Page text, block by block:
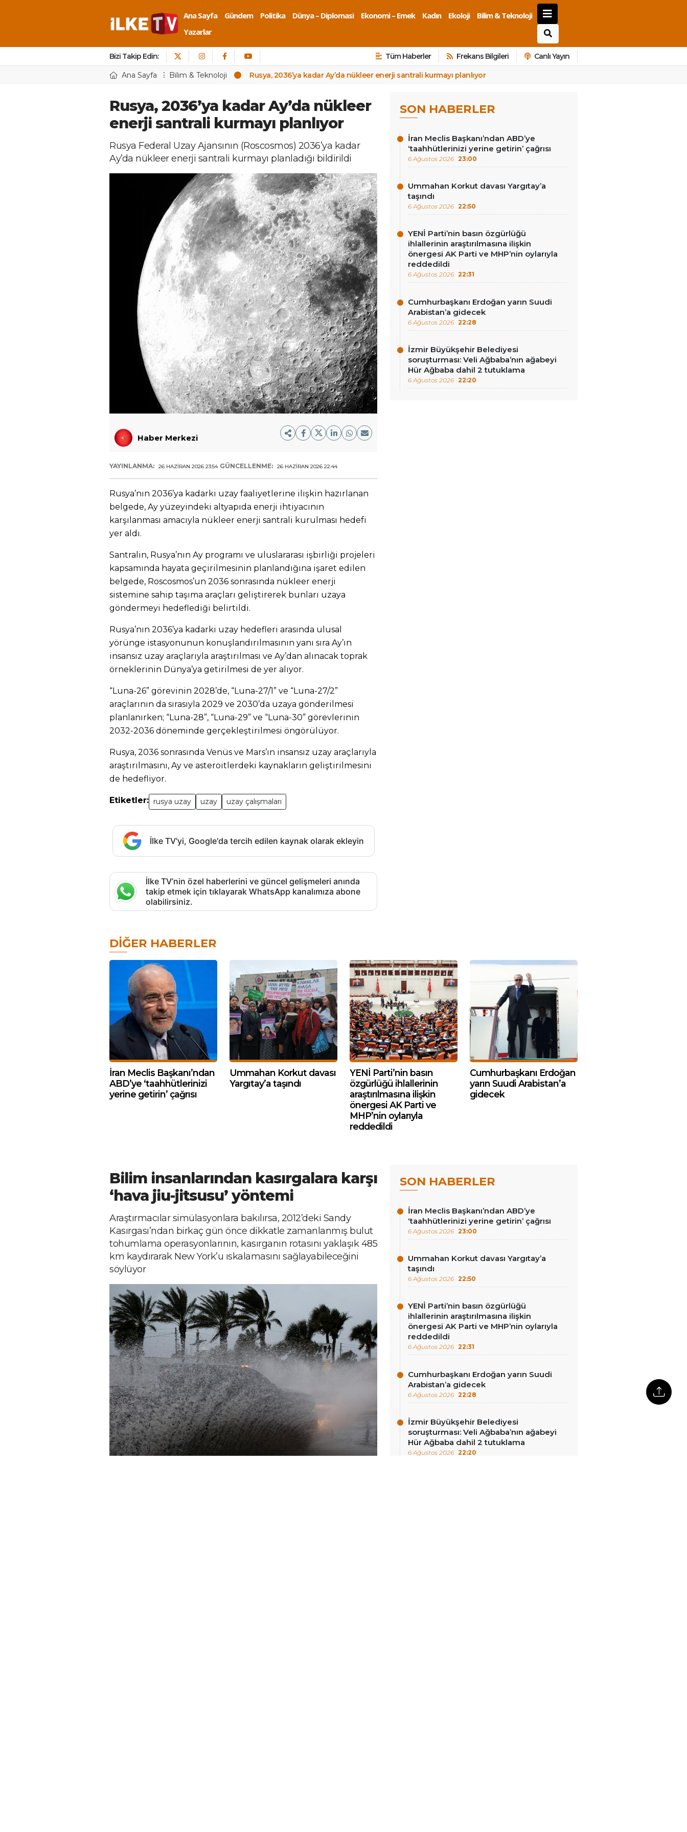
Ana Sayfa Gündem Politika Dünya – Diplomasi Ekonomi – Emek Kadın Ekoloji
Bilim & Teknoloji
Yazarlar
Bizi Takip Edin: Tüm Haberler Frekans Bilgileri Canlı Yayın
Ana Sayfa Bilim & Teknoloji Rusya, 2036’ya kadar Ay’da nükleer enerji santrali kurmayı planlıyor
Rusya, 2036’ya kadar Ay’da nükleer
enerji santrali kurmayı planlıyor
Rusya Federal Uzay Ajansının (Roscosmos) 2036’ya kadar
Ay’da nükleer enerji santrali kurmayı planladığı bildirildi
Haber Merkezi
YAYINLANMA: 26 HAZIRAN 2026 23:54 GÜNCELLENME: 26 HAZIRAN 2026 22:44
Rusya’nın 2036’ya kadarki uzay faaliyetlerine ilişkin hazırlanan
belgede, Ay yüzeyindeki altyapıda enerji ihtiyacının
karşılanması amacıyla nükleer enerji santrali kurulması hedefi
yer aldı.
Santralin, Rusya’nın Ay programı ve uluslararası işbirliği projeleri
kapsamında hayata geçirilmesinin planlandığına işaret edilen
belgede, Roscosmos’un 2036 sonrasında nükleer enerji
sistemine sahip taşıma araçları geliştirerek bunları uzaya
göndermeyi hedeflediği belirtildi.
Rusya’nın 2036’ya kadarki uzay hedefleri arasında ulusal
yörünge istasyonunun konuşlandırılmasının yanı sıra Ay’ın
insansız uzay araçlarıyla araştırılması ve Ay’dan alınacak toprak
örneklerinin Dünya’ya getirilmesi de yer alıyor.
“Luna-26” görevinin 2028’de, “Luna-27/1” ve “Luna-27/2”
araçlarının da sırasıyla 2029 ve 2030’da uzaya gönderilmesi
planlanırken; “Luna-28”, “Luna-29” ve “Luna-30” görevlerinin
2032-2036 döneminde gerçekleştirilmesi öngörülüyor.
Rusya, 2036 sonrasında Venüs ve Mars’ın insansız uzay araçlarıyla
araştırılmasını, Ay ve asteroitlerdeki kaynakların geliştirilmesini
de hedefliyor.
Etiketler: rusya uzay uzay uzay çalışmaları
İlke TV'yi, Google'da tercih edilen kaynak olarak ekleyin
İlke TV’nin özel haberlerini ve güncel gelişmeleri anında
takip etmek için tıklayarak WhatsApp kanalımıza abone
olabilirsiniz.
SON HABERLER
İran Meclis Başkanı’ndan ABD’ye
‘taahhütlerinizi yerine getirin’ çağrısı
6 Ağustos 2026 23:00
Ummahan Korkut davası Yargıtay’a
taşındı
6 Ağustos 2026 22:50
YENİ Parti’nin basın özgürlüğü
ihlallerinin araştırılmasına ilişkin
önergesi AK Parti ve MHP’nin oylarıyla
reddedildi
6 Ağustos 2026 22:31
Cumhurbaşkanı Erdoğan yarın Suudi
Arabistan’a gidecek
6 Ağustos 2026 22:28
İzmir Büyükşehir Belediyesi
soruşturması: Veli Ağbaba’nın ağabeyi
Hür Ağbaba dahil 2 tutuklama
6 Ağustos 2026 22:20
DIĞER HABERLER
İran Meclis Başkanı’ndan
ABD’ye ‘taahhütlerinizi
yerine getirin’ çağrısı
Ummahan Korkut davası
Yargıtay’a taşındı
YENİ Parti’nin basın
özgürlüğü ihlallerinin
araştırılmasına ilişkin
önergesi AK Parti ve
MHP’nin oylarıyla
reddedildi
Cumhurbaşkanı Erdoğan
yarın Suudi Arabistan’a
gidecek
Bilim insanlarından kasırgalara karşı
‘hava jiu-jitsusu’ yöntemi
Araştırmacılar simülasyonlara bakılırsa, 2012’deki Sandy
Kasırgası’ndan birkaç gün önce dikkatle zamanlanmış bulut
tohumlama operasyonlarının, kasırganın rotasını yaklaşık 485
km kaydırarak New York’u ıskalamasını sağlayabileceğini
söylüyor
SON HABERLER
İran Meclis Başkanı’ndan ABD’ye
‘taahhütlerinizi yerine getirin’ çağrısı
6 Ağustos 2026 23:00
Ummahan Korkut davası Yargıtay’a
taşındı
6 Ağustos 2026 22:50
YENİ Parti’nin basın özgürlüğü
ihlallerinin araştırılmasına ilişkin
önergesi AK Parti ve MHP’nin oylarıyla
reddedildi
6 Ağustos 2026 22:31
Cumhurbaşkanı Erdoğan yarın Suudi
Arabistan’a gidecek
6 Ağustos 2026 22:28
İzmir Büyükşehir Belediyesi
soruşturması: Veli Ağbaba’nın ağabeyi
Hür Ağbaba dahil 2 tutuklama
6 Ağustos 2026 22:20